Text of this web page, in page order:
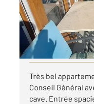
Appartement
775 €
par mois charges
Visiter le site dédié
Très bel
Conseil Général
cave. Entrée